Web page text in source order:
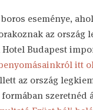
eseménye,
az ország
Budapest
itt
az ország
szeretnéd